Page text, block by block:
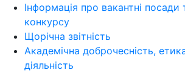
Інформація про вакантні посади
конкурсу
Щорічна звітність
Академічна доброчесність,
діяльність